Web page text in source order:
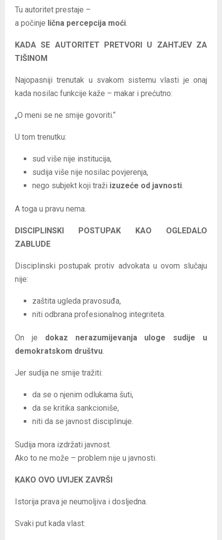
Tu autoritet prestaje –
a počinje lična percepcija moći
KADA SE AUTORITET PRETVORI U ZAHTJEV ZA
TIŠINOM
Najopasniji trenutak u svakom sistemu vlasti je onaj
kada nosilac funkcije kaže – makar i prećutno:
„O meni se ne smije govoriti.“
U tom trenutku:
sud više nije institucija,
sudija više nije nosilac povjerenja,
nego subjekt koji traži izuzeće od javnosti
A toga u pravu nema.
DISCIPLINSKI POSTUPAK KAO OGLEDALO
ZABLUDE
Disciplinski postupak protiv advokata u ovom slučaju
nije:
zaštita ugleda pravosuđa,
niti odbrana profesionalnog integriteta.
On je dokaz nerazumijevanja uloge sudije u
demokratskom društvu
Jer sudija ne smije tražiti:
da se o njenim odlukama šuti,
da se kritika sankcioniše,
niti da se javnost disciplinuje.
Sudija mora izdržati javnost.
Ako to ne može – problem nije u javnosti.
KAKO OVO UVIJEK ZAVRŠI
Istorija prava je neumoljiva i dosljedna.
Svaki put kada vlast: